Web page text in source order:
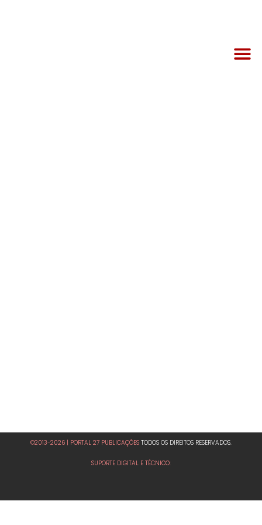
©2013-2026 | PORTAL 27 PUBLICAÇÕES TODOS OS DIREITOS RESERVADOS.
SUPORTE DIGITAL E TÉCNICO: